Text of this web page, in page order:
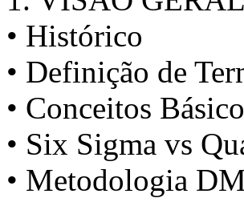
• Histórico
• Definição de
• Conceitos
• Six Sigma vs
• Metodologia